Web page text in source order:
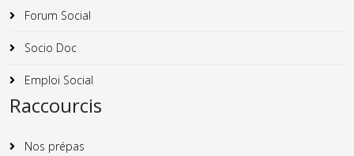
Forum Social
Socio Doc
Emploi Social
Raccourcis
Nos prépas